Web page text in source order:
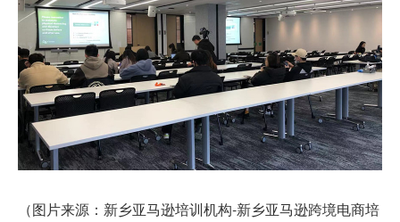
（图片来源：新乡亚马逊培训机构-新乡亚马逊跨境电商培